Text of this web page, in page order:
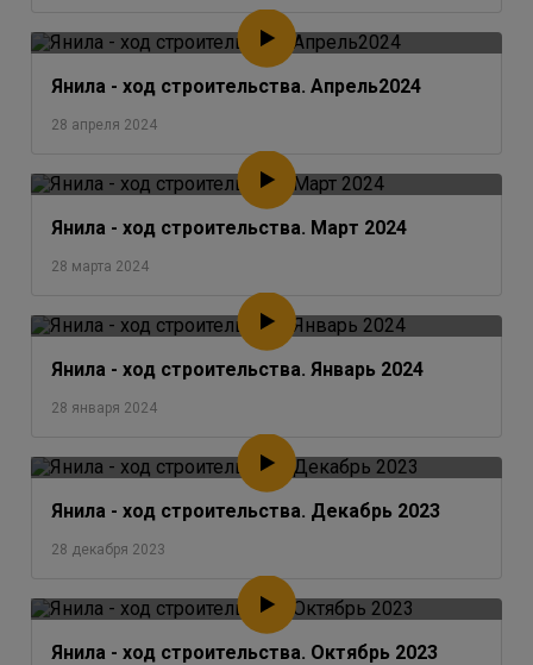
Янила - ход строительства. Апрель2024
28 апреля 2024
Янила - ход строительства. Март 2024
28 марта 2024
Янила - ход строительства. Январь 2024
28 января 2024
Янила - ход строительства. Декабрь 2023
28 декабря 2023
Янила - ход строительства. Октябрь 2023